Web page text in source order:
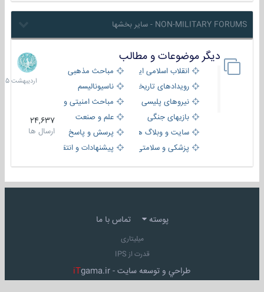
NON-MILITARY FORUMS - سایر بخشها
دیگر موضوعات و مطالب
انقلاب اسلامی ایران
مباحث مذهبی
رویدادهای تاریخی و مذهبیناسیونالیسم
نیروهای پلیسی
مباحث امنیتی و اطلاعاتی
بازیهای جنگی
علم و صنعت
سایت و وبلاگ ها
پرسش و پاسخ
پزشکی و سلامتی
پیشنهادات و انتقادات
24,637
ارسال ها
8
1405
پوسته تماس با ما
میلیتاری
قدرت از IPS
طراحي و توسعه سايت - iTgama.ir